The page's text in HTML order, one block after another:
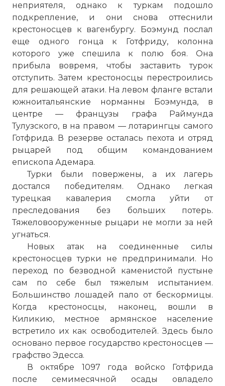
неприятеля, однако к туркам подошло
подкрепление, и они снова оттеснили
крестоносцев к вагенбургу. Боэмунд послал
еще одного гонца к Готфриду, колонна
которого уже спешила к полю боя. Она
прибыла вовремя, чтобы заставить турок
отступить. Затем крестоносцы перестроились
для решающей атаки. На левом фланге встали
южноитальянские норманны Боэмунда, в
центре — французы графа Раймунда
Тулузского, в на правом — лотарингцы самого
Готфрида. В резерве осталась пехота и отряд
рыцарей под общим командованием
епископа Адемара.
Турки были повержены, а их лагерь
достался победителям. Однако легкая
турецкая кавалерия смогла уйти от
преследования без больших потерь.
Тяжеловооруженные рыцари не могли за ней
угнаться.
Новых атак на соединенные силы
крестоносцев турки не предпринимали. Но
переход по безводной каменистой пустыне
сам по себе был тяжелым испытанием.
Большинство лошадей пало от бескормицы.
Когда крестоносцы, наконец, вошли в
Киликию, местное армянское население
встретило их как освободителей. Здесь было
основано первое государство крестоносцев —
графство Эдесса.
В октябре 1097 года войско Готфрида
после семимесячной осады овладело